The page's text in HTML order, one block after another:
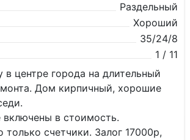
Раздельный
Хороший
35/24/8
1 / 11
в центре города на длительный
Дом кирпичный, хорошие
в стоимость.
только счетчики. Залог 17000р,